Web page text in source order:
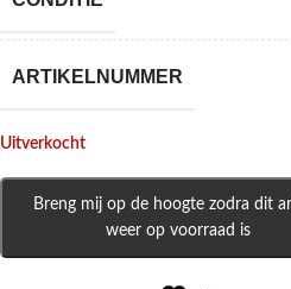
ARTIKELNUMMER
Uitverkocht
Breng mij op de hoogte zodra dit
weer op voorraad is